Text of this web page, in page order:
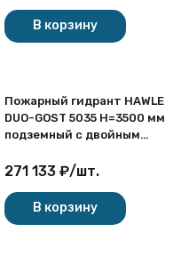
В корзину
Пожарный гидрант HAWLE
DUO-GOST 5035 H=3500 мм
подземный с двойным
271 133 ₽/шт.
В корзину